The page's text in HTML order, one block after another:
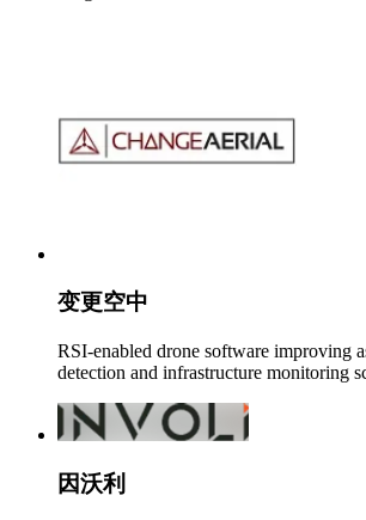
变更空中
RSI-enabled drone software improving
detection and infrastructure monitoring
因沃利